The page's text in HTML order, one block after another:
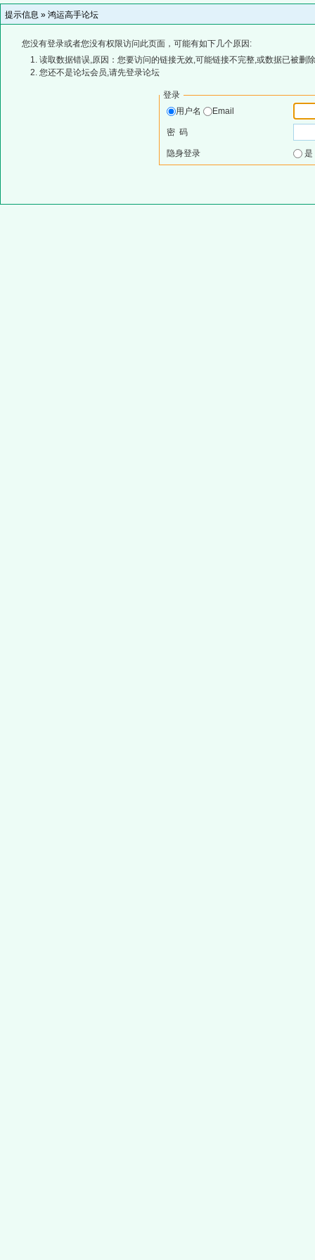
提示信息 » 鸿运高手论坛
您没有登录或者您没有权限访问此页面，可能有如下几个原因:
读取数据错误,原因：您要访问的链接无效,可能链接不完整,或数据已被删
您还不是论坛会员,请先登录论坛
登录
用户名
Email
密 码
隐身登录